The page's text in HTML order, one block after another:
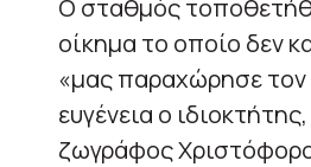
Ο σταθμός
οίκημα το οποίο δεν
«μας παραχώρησε
ευγένεια ο
ζωγράφος